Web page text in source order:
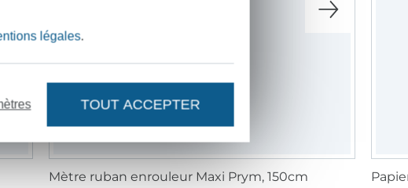
Mètre ruban enrouleur Maxi Prym, 150cm
légales.
TOUT ACCEPTER